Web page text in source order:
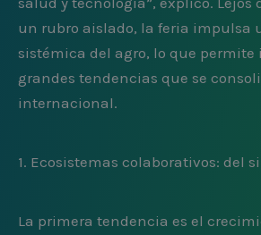
un rubro aislado, la feria impulsa
sistémica del agro, lo que
grandes tendencias que se
internacional.
1. Ecosistemas colaborativos: del
La primera tendencia es el